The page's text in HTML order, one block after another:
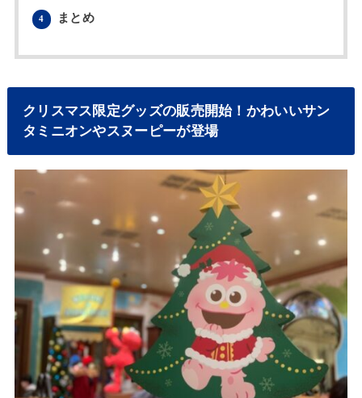
4 まとめ
クリスマス限定グッズの販売開始！かわいいサン
タミニオンやスヌーピーが登場